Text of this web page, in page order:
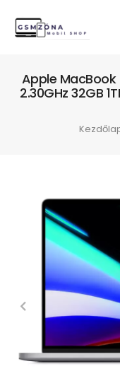
Apple MacBook
2.30GHz 32GB